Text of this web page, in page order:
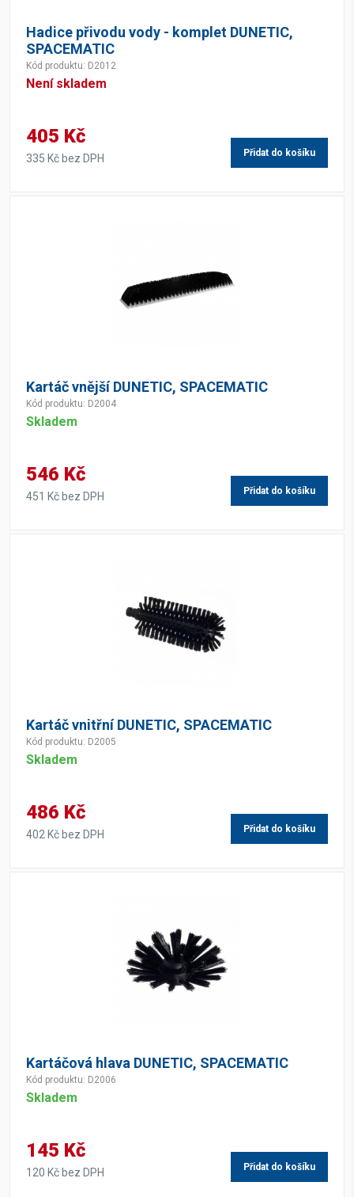
Hadice přivodu vody - komplet DUNETIC,
SPACEMATIC
Kód produktu: D2012
Není skladem
405 Kč
335 Kč bez DPH Přidat do košíku
Kartáč vnější DUNETIC, SPACEMATIC
Kód produktu: D2004
Skladem
546 Kč
451 Kč bez DPH Přidat do košíku
Kartáč vnitřní DUNETIC, SPACEMATIC
Kód produktu: D2005
Skladem
486 Kč
402 Kč bez DPH Přidat do košíku
Kartáčová hlava DUNETIC, SPACEMATIC
Kód produktu: D2006
Skladem
145 Kč
120 Kč bez DPH Přidat do košíku